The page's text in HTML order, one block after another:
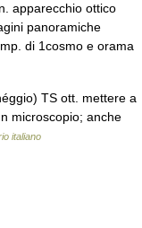
apparecchio ottico
panoramiche
di 1cosmo e orama
TS ott. mettere a
microscopio; anche
italiano